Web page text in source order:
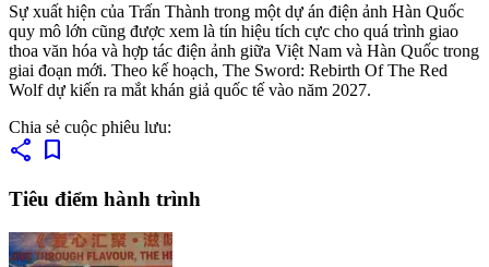
Sự xuất hiện của Trấn Thành trong một dự án điện ảnh Hàn Quốc
quy mô lớn cũng được xem là tín hiệu tích cực cho quá trình giao
thoa văn hóa và hợp tác điện ảnh giữa Việt Nam và Hàn Quốc trong
giai đoạn mới. Theo kế hoạch, The Sword: Rebirth Of The Red
Wolf dự kiến ra mắt khán giả quốc tế vào năm 2027.
Chia sẻ cuộc phiêu lưu:
share bookmark
Tiêu điểm hành trình